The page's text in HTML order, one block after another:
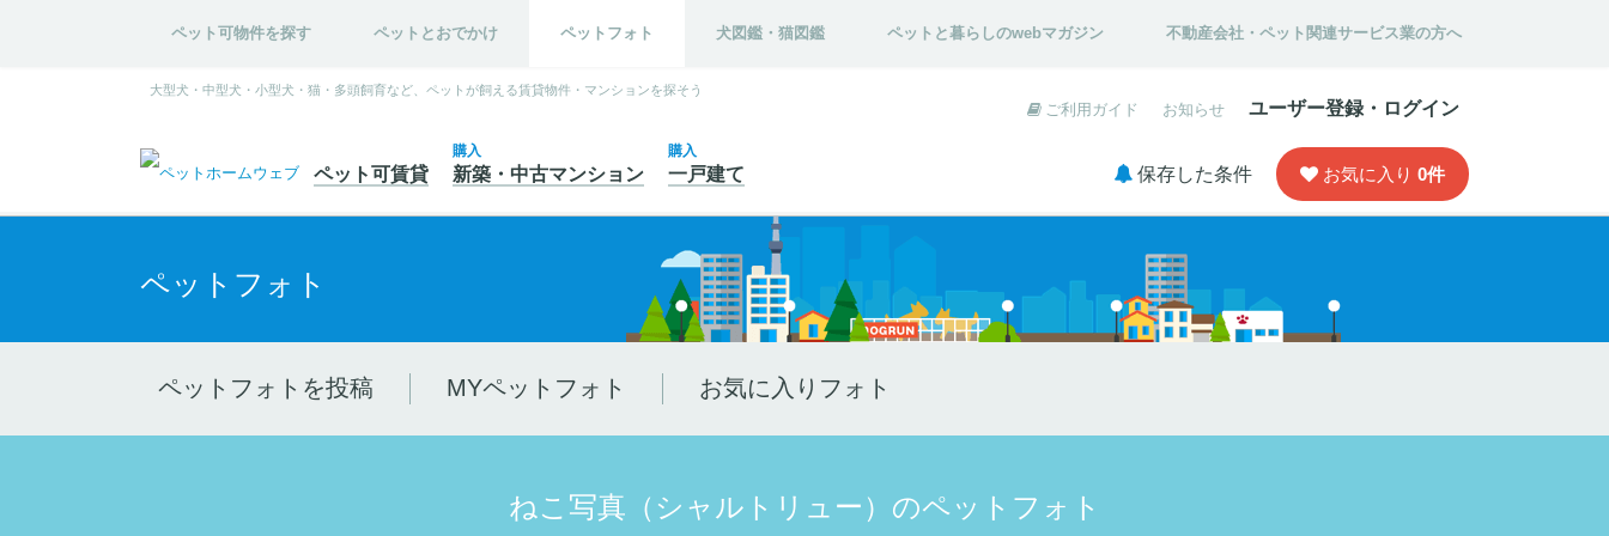
ペット可物件を探す ペットとおでかけ ペットフォト 犬図鑑・猫図鑑 ペットと暮らしのwebマガジン 不動産会社・ペット関連サービス業の方へ
大型犬・中型犬・小型犬・猫・多頭飼育など、ペットが飼える賃貸物件・マンションを探そう
ご利用ガイド お知らせ ユーザー登録・ログイン
ペット可賃貸
購入
新築・中古マンション
購入
一戸建て 保存した条件 お気に入り 0件
ペットフォト
ペットフォトを投稿 MYペットフォト お気に入りフォト
ねこ写真（シャルトリュー）のペットフォト